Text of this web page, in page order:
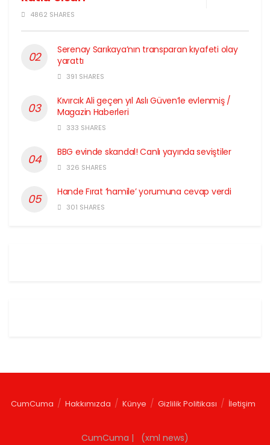
4862 SHARES
Serenay Sarıkaya’nın transparan kıyafeti olay
yarattı
391 SHARES
Kıvırcık Ali geçen yıl Aslı Güven’le evlenmiş /
Magazin Haberleri
333 SHARES
BBG evinde skandal! Canlı yayında seviştiler
326 SHARES
Hande Fırat ‘hamile’ yorumuna cevap verdi
301 SHARES
CumCuma Hakkımızda Künye Gizlilik Politikası İletişim
CumCuma | (xml news)